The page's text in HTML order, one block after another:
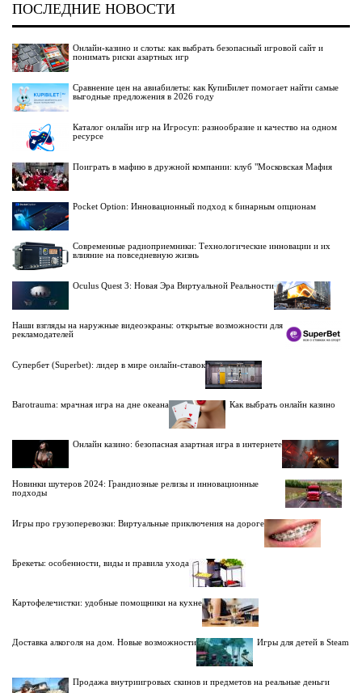
ПОСЛЕДНИЕ НОВОСТИ
Онлайн-казино и слоты: как выбрать безопасный игровой сайт и
понимать риски азартных игр
Сравнение цен на авиабилеты: как КупиБилет помогает найти самые
выгодные предложения в 2026 году
Каталог онлайн игр на Игросуп: разнообразие и качество на одном
ресурсе
Поиграть в мафию в дружной компании: клуб "Московская Мафия
Pocket Option: Инновационный подход к бинарным опционам
Современные радиоприемники: Технологические инновации и их
влияние на повседневную жизнь
Oculus Quest 3: Новая Эра Виртуальной Реальности
Наши взгляды на наружные видеоэкраны: открытые возможности для
рекламодателей
Супербет (Superbet): лидер в мире онлайн-ставок
Barotrauma: мрачная игра на дне океана Как выбрать онлайн казино
Онлайн казино: безопасная азартная игра в интернете
Новинки шутеров 2024: Грандиозные релизы и инновационные
подходы
Игры про грузоперевозки: Виртуальные приключения на дороге
Брекеты: особенности, виды и правила ухода
Картофелечистки: удобные помощники на кухне
Доставка алкоголя на дом. Новые возможности Игры для детей в Steam
Продажа внутриигровых скинов и предметов на реальные деньги